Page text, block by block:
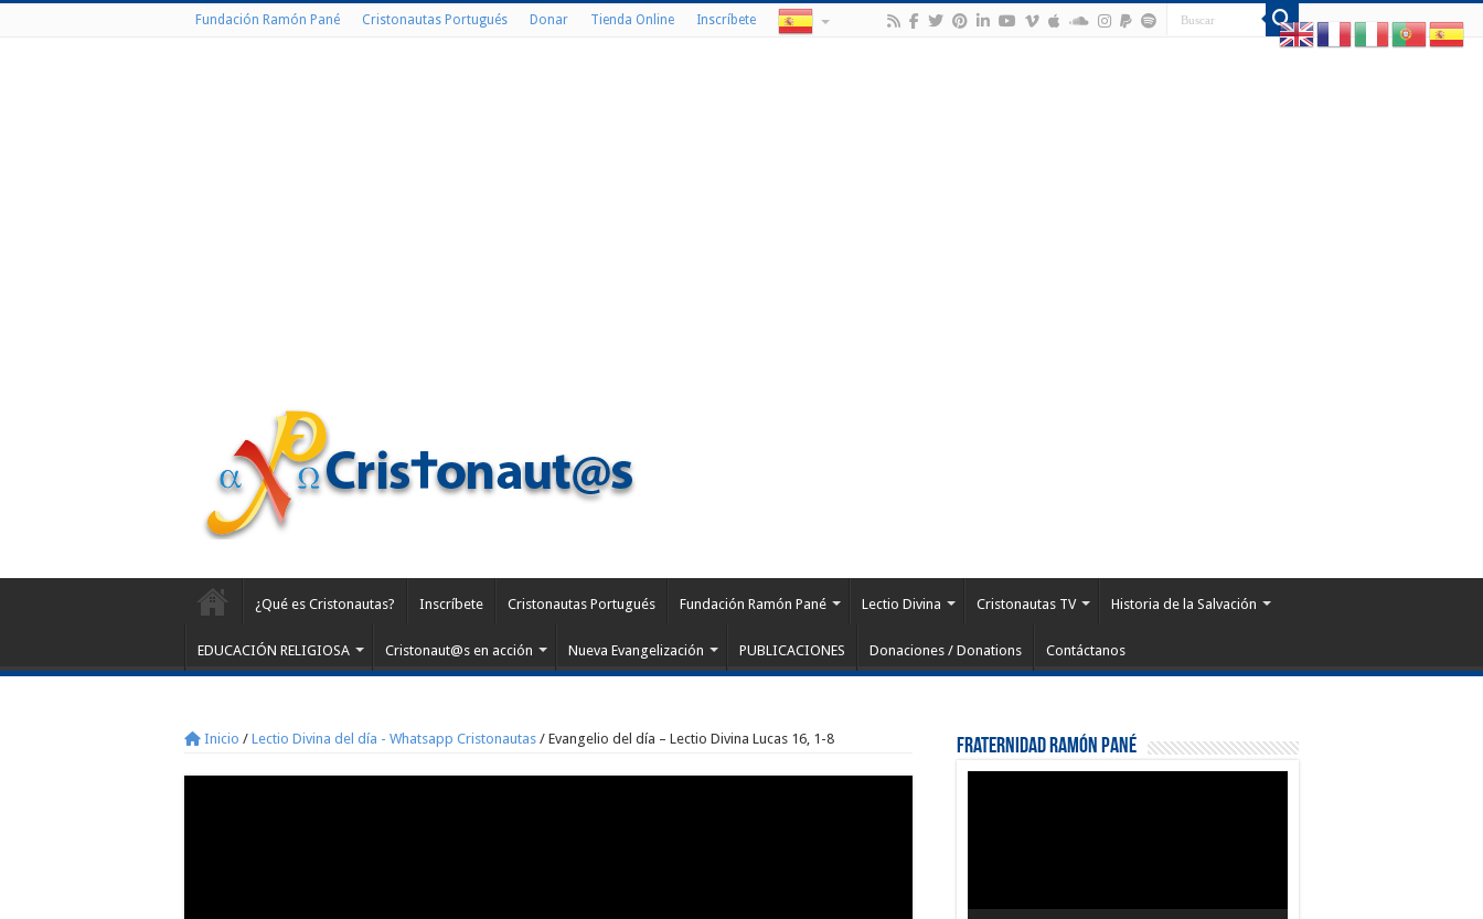
Fundación Ramón Pané Cristonautas Portugués Donar Tienda Online Inscríbete
¿Qué es Cristonautas? Inscríbete Cristonautas Portugués Fundación Ramón Pané Lectio Divina Cristonautas TV Historia de la Salvación
EDUCACIÓN RELIGIOSA Cristonaut@s en acción Nueva Evangelización PUBLICACIONES Donaciones / Donations Contáctanos
Inicio / Lectio Divina del día - Whatsapp Cristonautas / Evangelio del día – Lectio Divina Lucas 16, 1-8 Fraternidad Ramón Pané